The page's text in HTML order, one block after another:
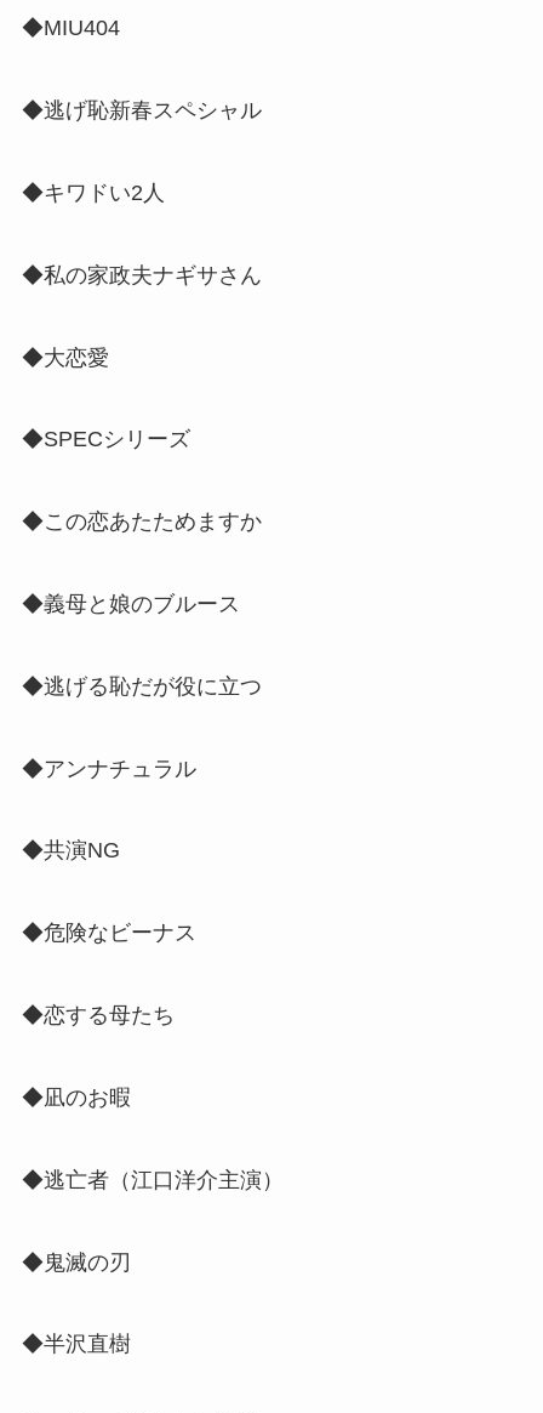
◆MIU404
◆逃げ恥新春スペシャル
◆キワドい2人
◆私の家政夫ナギサさん
◆大恋愛
◆SPECシリーズ
◆この恋あたためますか
◆義母と娘のブルース
◆逃げる恥だが役に立つ
◆アンナチュラル
◆共演NG
◆危険なビーナス
◆恋する母たち
◆凪のお暇
◆逃亡者（江口洋介主演）
◆鬼滅の刃
◆半沢直樹